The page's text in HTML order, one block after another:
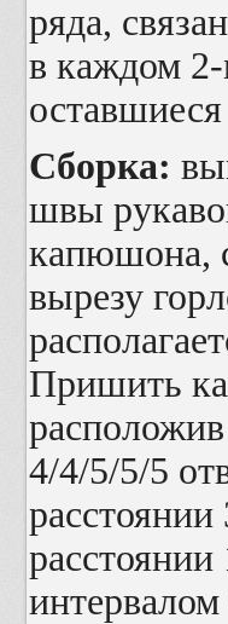
ряда,
в каждом
Сборка:
швы
капюшона,
вырезу
Пришить
4/4/5/5/5